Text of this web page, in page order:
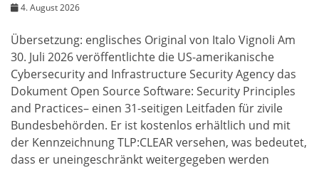
4. August 2026
Übersetzung: englisches Original von Italo Vignoli Am
30. Juli 2026 veröffentlichte die US-amerikanische
Cybersecurity and Infrastructure Security Agency das
Dokument Open Source Software: Security Principles
and Practices– einen 31-seitigen Leitfaden für zivile
Bundesbehörden. Er ist kostenlos erhältlich und mit
der Kennzeichnung TLP:CLEAR versehen, was bedeutet,
dass er uneingeschränkt weitergegeben werden